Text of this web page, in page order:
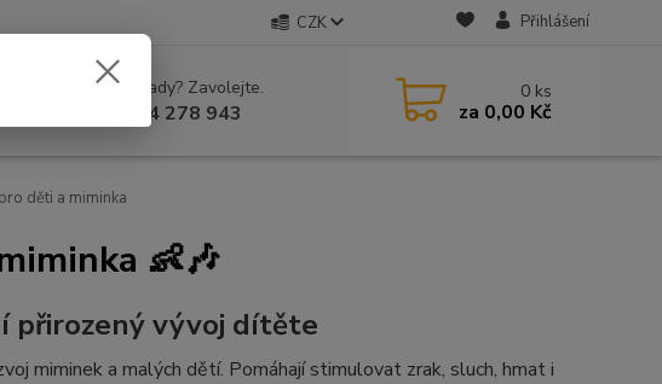
CZK Přihlášení
Nevíte si rady? Zavolejte.
+420 604 278 943
0 ks
za 0,00 Kč
děti a miminka
👶🎶
přirozený vývoj dítěte
miminek a malých dětí. Pomáhají stimulovat zrak, sluch, hmat i